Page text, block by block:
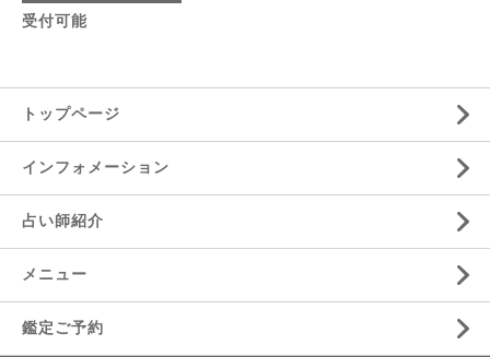
受付可能
トップページ
インフォメーション
占い師紹介
メニュー
鑑定ご予約